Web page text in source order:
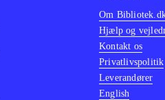
Om
Hjælp og
Kontakt os
Privatlivspolitik
Leverandører
English